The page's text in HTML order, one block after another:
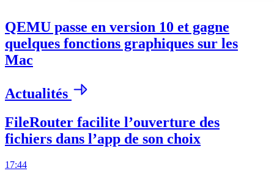
QEMU passe en version 10 et gagne
quelques fonctions graphiques sur les
Mac
Actualités
FileRouter facilite l’ouverture des
fichiers dans l’app de son choix
17:44